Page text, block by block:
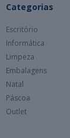
Categorias
Escritório
Informática
Limpeza
Embalagens
Natal
Páscoa
Outlet